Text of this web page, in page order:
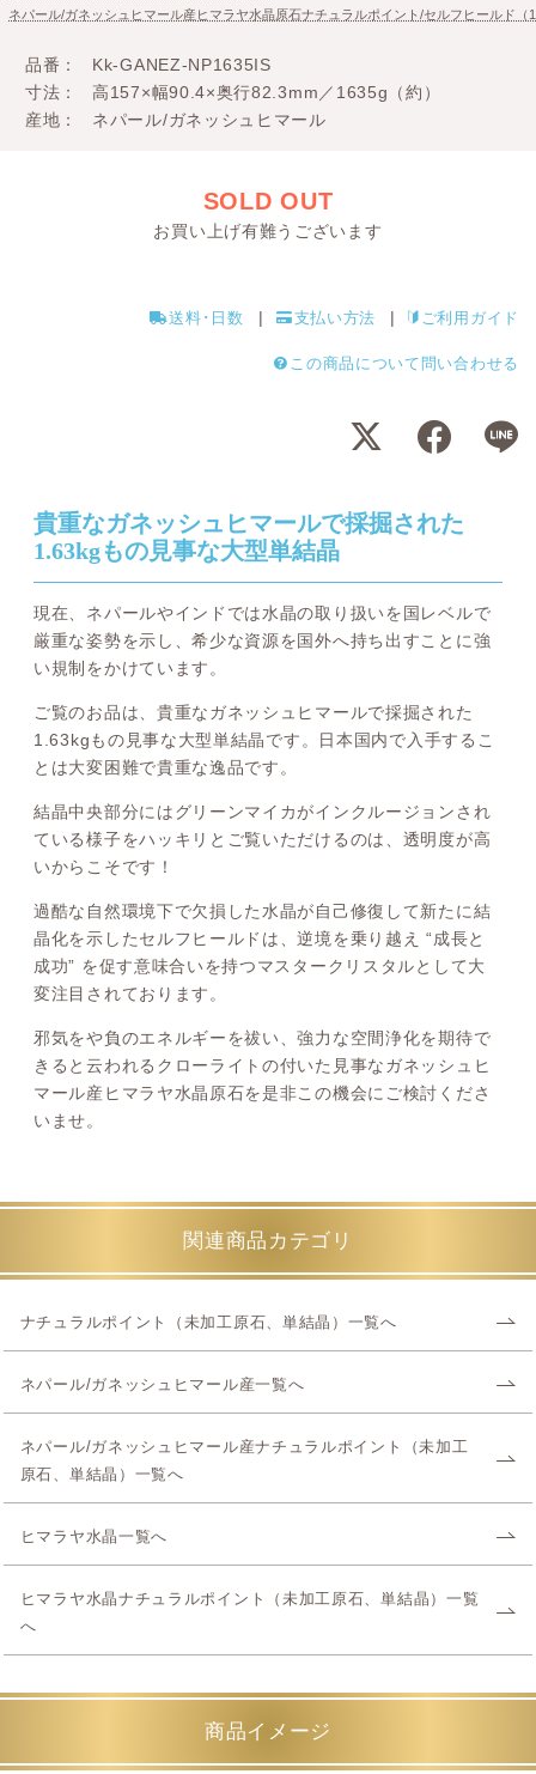
ネパール/ガネッシュヒマール産ヒマラヤ水晶原石ナチュラルポイント/セルフヒールド（
品番
Kk-GANEZ-NP1635IS
寸法
高157×幅90.4×奥行82.3mm／1635g（約）
産地
ネパール/ガネッシュヒマール
SOLD OUT
お買い上げ有難うございます
送料･日数 支払い方法 ご利用ガイド
この商品について問い合わせる
貴重なガネッシュヒマールで採掘された
1.63kgもの見事な大型単結晶
現在、ネパールやインドでは水晶の取り扱いを国レベルで
厳重な姿勢を示し、希少な資源を国外へ持ち出すことに強
い規制をかけています。
ご覧のお品は、貴重なガネッシュヒマールで採掘された
1.63kgもの見事な大型単結晶です。日本国内で入手するこ
とは大変困難で貴重な逸品です。
結晶中央部分にはグリーンマイカがインクルージョンされ
ている様子をハッキリとご覧いただけるのは、透明度が高
いからこそです！
過酷な自然環境下で欠損した水晶が自己修復して新たに結
晶化を示したセルフヒールドは、逆境を乗り越え “成長と
成功” を促す意味合いを持つマスタークリスタルとして大
変注目されております。
邪気をや負のエネルギーを祓い、強力な空間浄化を期待で
きると云われるクローライトの付いた見事なガネッシュヒ
マール産ヒマラヤ水晶原石を是非この機会にご検討くださ
いませ。
関連商品カテゴリ
ナチュラルポイント（未加工原石、単結晶）一覧へ
ネパール/ガネッシュヒマール産一覧へ
ネパール/ガネッシュヒマール産ナチュラルポイント（未加工
原石、単結晶）一覧へ
ヒマラヤ水晶一覧へ
ヒマラヤ水晶ナチュラルポイント（未加工原石、単結晶）一覧
へ
商品イメージ